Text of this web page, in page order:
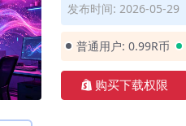
发布时间: 2026-05-29
普通用户: 0.99R币
购买下载权限